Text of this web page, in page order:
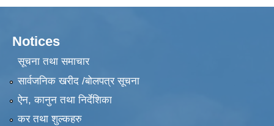
Notices
सूचना तथा समाचार
सार्वजनिक खरीद /बोलपत्र सूचना
ऐन, कानुन तथा निर्देशिका
कर तथा शुल्कहरु